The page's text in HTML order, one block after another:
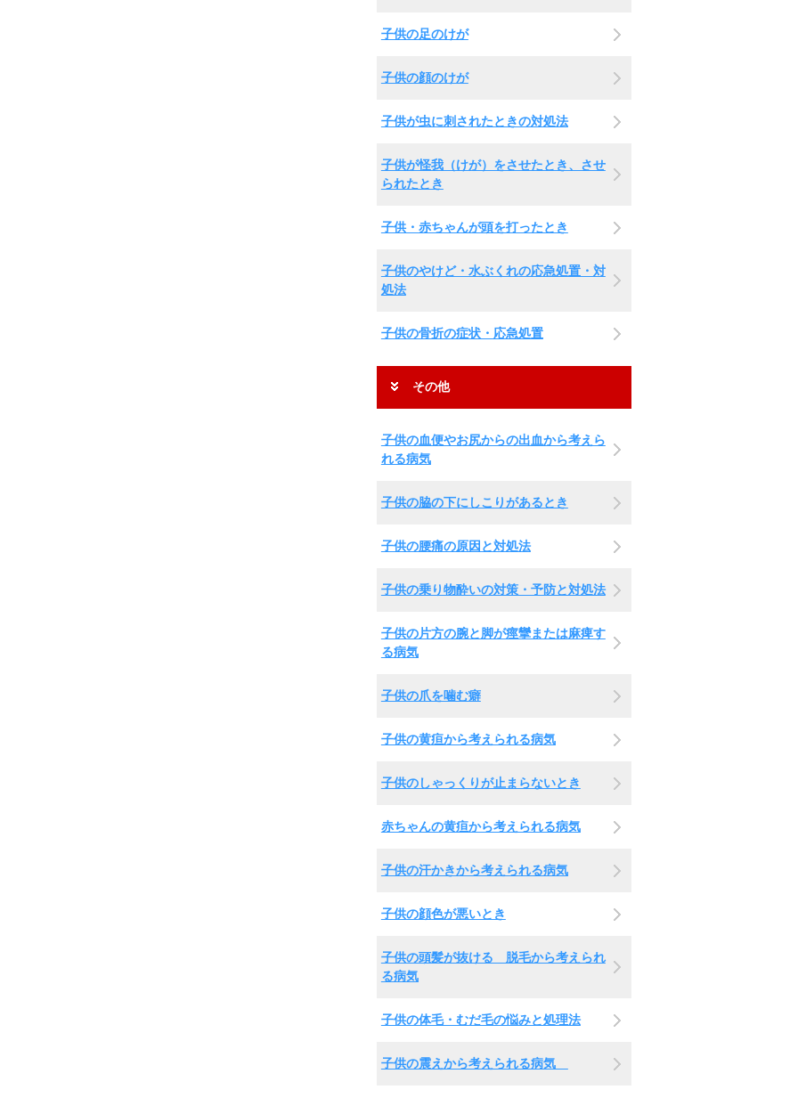
子供の足のけが
子供の顔のけが
子供が虫に刺されたときの対処法
子供が怪我（けが）をさせたとき、させ
られたとき
子供・赤ちゃんが頭を打ったとき
子供のやけど・水ぶくれの応急処置・対
処法
子供の骨折の症状・応急処置
その他
子供の血便やお尻からの出血から考えら
れる病気
子供の脇の下にしこりがあるとき
子供の腰痛の原因と対処法
子供の乗り物酔いの対策・予防と対処法
子供の片方の腕と脚が痙攣または麻痺す
る病気
子供の爪を噛む癖
子供の黄疸から考えられる病気
子供のしゃっくりが止まらないとき
赤ちゃんの黄疸から考えられる病気
子供の汗かきから考えられる病気
子供の顔色が悪いとき
子供の頭髪が抜ける 脱毛から考えられ
る病気
子供の体毛・むだ毛の悩みと処理法
子供の震えから考えられる病気